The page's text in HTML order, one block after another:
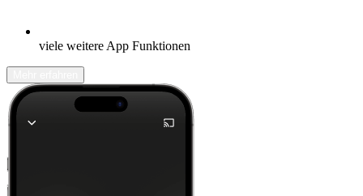
viele weitere App Funktionen